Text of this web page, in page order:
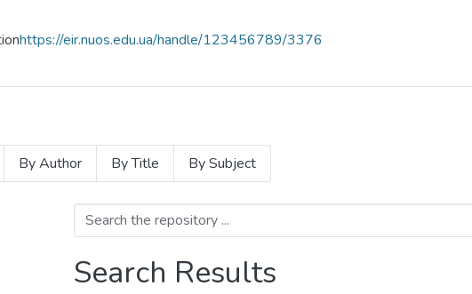
https://eir.nuos.edu.ua/handle/123456789/3376
By Author By Title By Subject
Search Results